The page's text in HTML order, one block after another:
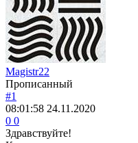
Magistr22
Прописанный
#1
08:01:58 24.11.2020
0 0
Здравствуйте!